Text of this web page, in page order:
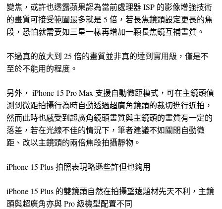
變焦，或許也透露蘋果認為當前處理器 ISP 的影像增強技術
的畫質可接受範圍最多就是 5 倍，若長焦鏡頭設定更長的焦
段，恐怕就需要如三星一樣再增加一顆長焦鏡互補畫質。
不過真的放大到 25 倍的畫質並非真的達到實用級，僅是不
至於不能用的程度。
另外， iPhone 15 Pro Max 支援自動微距模式，可在主鏡頭偵
測到微距拍攝行為時自動透過超廣角鏡頭的裁切進行近拍，
然而此時也感受到超廣角鏡頭畫質與主鏡頭的畫質有一定的
落差，若在光線不佳的情況下，筆者建議不如關閉自動微
距、改以主鏡頭的兩倍焦段拍攝靜物。
iPhone 15 Plus 拍照表現略遜些許但也夠用
iPhone 15 Plus 的雙鏡頭自然在拍攝望遠題材先天不利，主鏡
頭與超廣角亦與 Pro 級機型配置不同